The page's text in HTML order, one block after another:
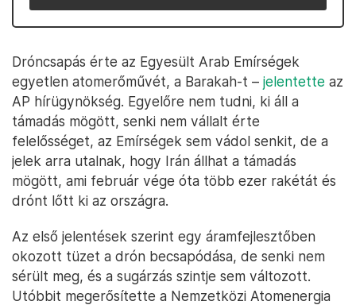
Dróncsapás érte az Egyesült Arab Emírségek
egyetlen atomerőművét, a Barakah-t – jelentette az
AP hírügynökség. Egyelőre nem tudni, ki áll a
támadás mögött, senki nem vállalt érte
felelősséget, az Emírségek sem vádol senkit, de a
jelek arra utalnak, hogy Irán állhat a támadás
mögött, ami február vége óta több ezer rakétát és
drónt lőtt ki az országra.
Az első jelentések szerint egy áramfejlesztőben
okozott tüzet a drón becsapódása, de senki nem
sérült meg, és a sugárzás szintje sem változott.
Utóbbit megerősítette a Nemzetközi Atomenergia